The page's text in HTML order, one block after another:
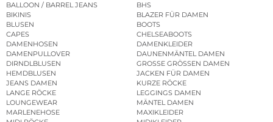
BALLOON / BARREL JEANS
BHS
BIKINIS
BLAZER FÜR DAMEN
BLUSEN
BOOTS
CAPES
CHELSEABOOTS
DAMENHOSEN
DAMENKLEIDER
DAMENPULLOVER
DAUNENMÄNTEL DAMEN
DIRNDLBLUSEN
GROSSE GRÖSSEN DAMEN
HEMDBLUSEN
JACKEN FÜR DAMEN
JEANS DAMEN
KURZE RÖCKE
LANGE RÖCKE
LEGGINGS DAMEN
LOUNGEWEAR
MÄNTEL DAMEN
MARLENEHOSE
MAXIKLEIDER